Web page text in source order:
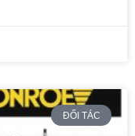
ĐỐI TÁC